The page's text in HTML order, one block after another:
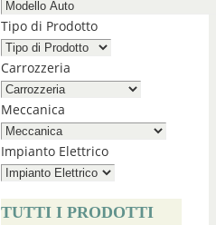
Tipo di Prodotto
Carrozzeria
Meccanica
Impianto Elettrico
TUTTI I PRODOTTI